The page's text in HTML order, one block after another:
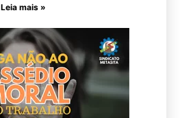
Leia mais »